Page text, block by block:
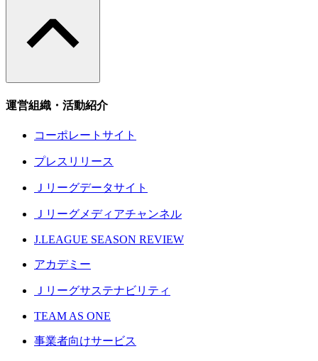
運営組織・活動紹介
コーポレートサイト
プレスリリース
Ｊリーグデータサイト
Ｊリーグメディアチャンネル
J.LEAGUE SEASON REVIEW
アカデミー
Ｊリーグサステナビリティ
TEAM AS ONE
事業者向けサービス